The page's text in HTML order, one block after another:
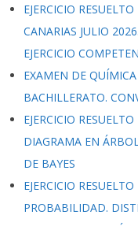
EJERCICIO
CANARIAS JULIO
EJERCICIO
EXAMEN DE
BACHILLERATO.
EJERCICIO
DIAGRAMA EN
DE BAYES
EJERCICIO
PROBABILIDAD.